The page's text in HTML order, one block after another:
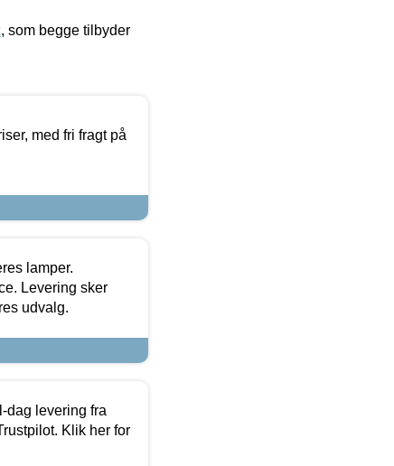
, som begge tilbyder
med fri fragt på
lamper.
Levering sker
udvalg.
dag levering fra
Klik her for